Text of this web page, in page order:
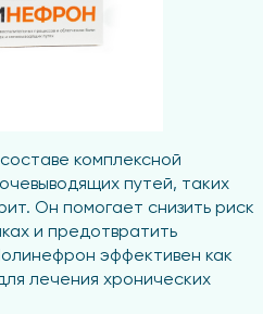
комплексной
путей, таких
Он помогает снизить риск
и предотвратить
эффективен как
лечения хронических